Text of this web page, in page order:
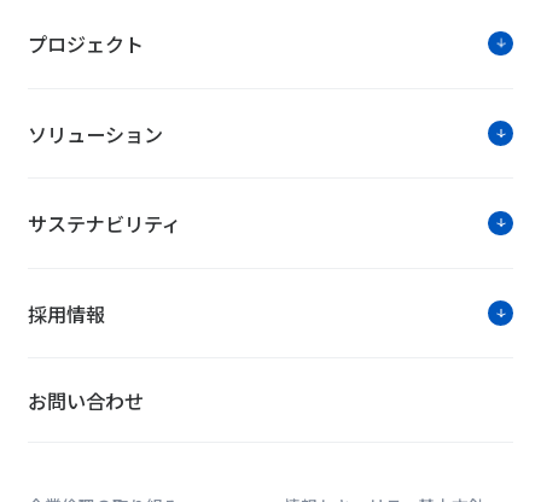
プロジェクト
ソリューション
サステナビリティ
採用情報
お問い合わせ